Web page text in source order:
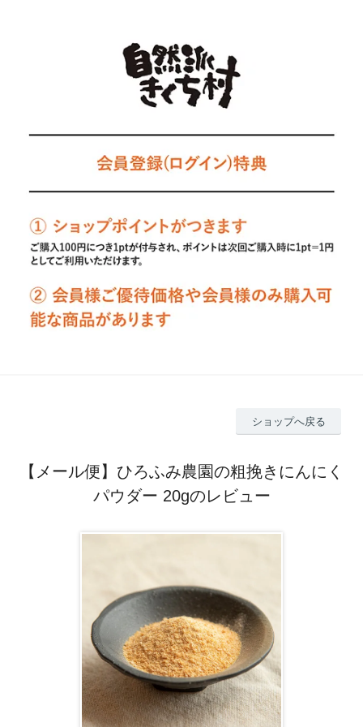
ショップへ戻る
【メール便】ひろふみ農園の粗挽きにんにく
パウダー 20gのレビュー